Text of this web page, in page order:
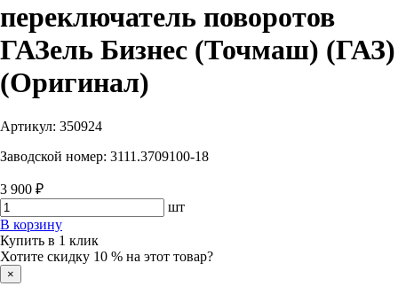
переключатель поворотов
ГАЗель Бизнес (Точмаш) (ГАЗ)
(Оригинал)
Артикул: 350924
Заводской номер: 3111.3709100-18
3 900 ₽
шт
В корзину
Купить в 1 клик
Хотите скидку 10 % на этот товар?
×